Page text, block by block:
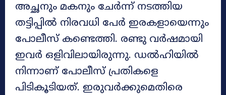
അച്ഛനും മകനും ചേർന്ന് നടത്തിയ
തട്ടിപ്പിൽ നിരവധി പേർ ഇരകളായെന്നും
പോലീസ് കണ്ടെത്തി. രണ്ടു വർഷമായി
ഇവർ ഒളിവിലായിരുന്നു. ഡൽഹിയിൽ
നിന്നാണ് പോലീസ് പ്രതികളെ
പിടികൂടിയത്. ഇരുവർക്കുമെതിരെ